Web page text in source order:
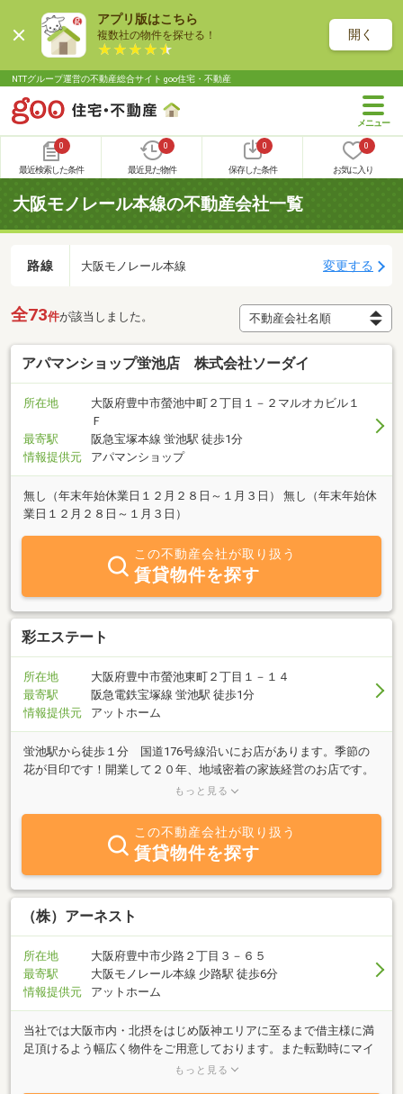
アプリ版はこちら
複数社の物件を探せる！ 開く
NTTグループ運営の不動産総合サイト goo住宅・不動産
0
最近検索した条件
0
最近見た物件
0
保存した条件
0
お気に入り
大阪モノレール本線の不動産会社一覧
路線 大阪モノレール本線 変更する
全73件が該当しました。
アパマンショップ蛍池店 株式会社ソーダイ
所在地
大阪府豊中市螢池中町２丁目１－２マルオカビル１
Ｆ
最寄駅
阪急宝塚本線 蛍池駅 徒歩1分
情報提供元
アパマンショップ
無し（年末年始休業日１２月２８日～１月３日） 無し（年末年始休
業日１２月２８日～１月３日）
この不動産会社が取り扱う
賃貸物件を探す
彩エステート
所在地
大阪府豊中市螢池東町２丁目１－１４
最寄駅
阪急電鉄宝塚線 蛍池駅 徒歩1分
情報提供元
アットホーム
蛍池駅から徒歩１分 国道176号線沿いにお店があります。季節の
花が目印です！開業して２０年、地域密着の家族経営のお店です。
豊中市の不動産売買・賃貸マンション・アパート・駐車場等、お客
もっと見る
この不動産会社が取り扱う
賃貸物件を探す
（株）アーネスト
所在地
大阪府豊中市少路２丁目３－６５
最寄駅
大阪モノレール本線 少路駅 徒歩6分
情報提供元
アットホーム
当社では大阪市内・北摂をはじめ阪神エリアに至るまで借主様に満
足頂けるよう幅広く物件をご用意しております。また転勤時にマイ
ホームの賃貸斡旋をお手伝いするリロケーションシステム、マンシ
もっと見る